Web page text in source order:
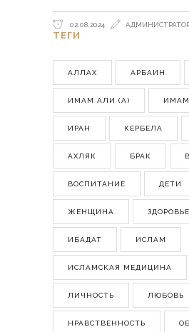
02.08.2024
ТЕГИ
АЛЛАХ АРБАИН
ИМАМ АЛИ (А) ИМАМ
ИРАН КЕРБЕЛА
АХЛЯК БРАК
ВОСПИТАНИЕ ДЕТИ
ЖЕНЩИНА ЗДОРОВЬЕ
ИБАДАТ ИСЛАМ
ИСЛАМСКАЯ МЕДИЦИНА
ЛИЧНОСТЬ ЛЮБОВЬ
НРАВСТВЕННОСТЬ